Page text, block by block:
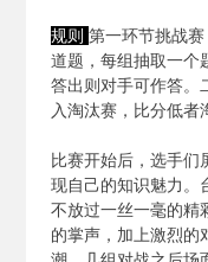
规则 第一环节挑战
道题，每组抽取一个
答出则对手可作答。
入淘汰赛，比分低者
比赛开始后，选手们
现自己的知识魅力。
不放过一丝一毫的精
的掌声，加上激烈的